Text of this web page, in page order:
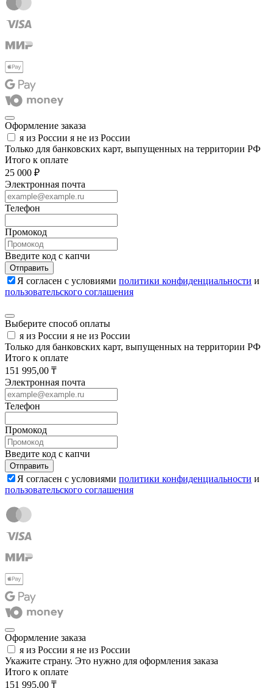
Оформление заказа
я из России я не из России
Только для банковских карт, выпущенных на территории РФ
Итого к оплате
25 000 ₽
Электронная почта
Телефон
Промокод
Введите код с капчи
Отправить
Я согласен с условиями политики конфиденциальности и
пользовательского соглашения
Выберите способ оплаты
я из России я не из России
Только для банковских карт, выпущенных на территории РФ
Итого к оплате
151 995,00 ₸
Электронная почта
Телефон
Промокод
Введите код с капчи
Отправить
Я согласен с условиями политики конфиденциальности и
пользовательского соглашения
Оформление заказа
я из России я не из России
Укажите страну. Это нужно для оформления заказа
Итого к оплате
151 995,00 ₸